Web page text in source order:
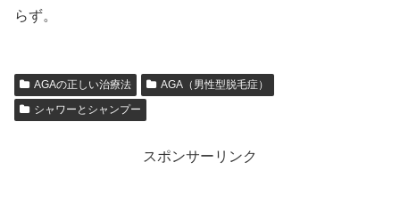
らず。
AGAの正しい治療法
AGA（男性型脱毛症）
シャワーとシャンプー
スポンサーリンク